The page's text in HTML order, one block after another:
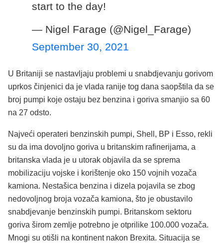
start to the day!
— Nigel Farage (@Nigel_Farage)
September 30, 2021
U Britaniji se nastavljaju problemi u snabdjevanju gorivom
uprkos činjenici da je vlada ranije tog dana saopštila da se
broj pumpi koje ostaju bez benzina i goriva smanjio sa 60
na 27 odsto.
Najveći operateri benzinskih pumpi, Shell, BP i Esso, rekli
su da ima dovoljno goriva u britanskim rafinerijama, a
britanska vlada je u utorak objavila da se sprema
mobilizaciju vojske i korištenje oko 150 vojnih vozača
kamiona. Nestašica benzina i dizela pojavila se zbog
nedovoljnog broja vozača kamiona, što je obustavilo
snabdjevanje benzinskih pumpi. Britanskom sektoru
goriva širom zemlje potrebno je otprilike 100.000 vozača.
Mnogi su otišli ​​na kontinent nakon Brexita. Situacija se